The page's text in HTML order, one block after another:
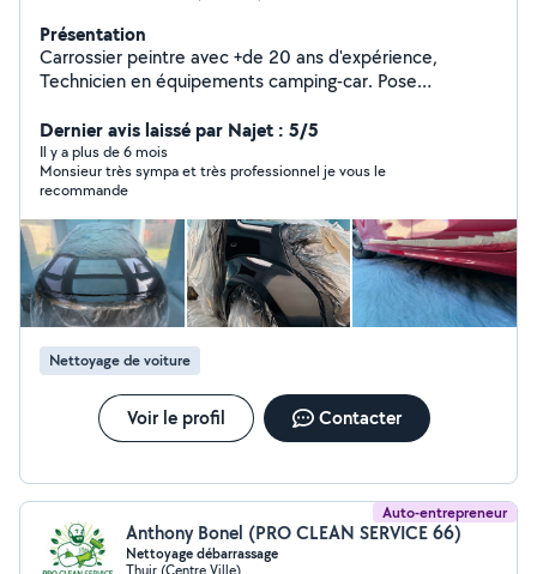
Présentation
Carrossier peintre avec +de 20 ans d'expérience,
Technicien en équipements camping-car. Pose
soigné
Dernier avis laissé par Najet : 5/5
Il y a plus de 6 mois
Monsieur très sympa et très professionnel je vous le
recommande
Nettoyage de voiture
Voir le profil Contacter
Auto-entrepreneur
Anthony Bonel (PRO CLEAN SERVICE 66)
Nettoyage débarrassage
Thuir (Centre Ville)